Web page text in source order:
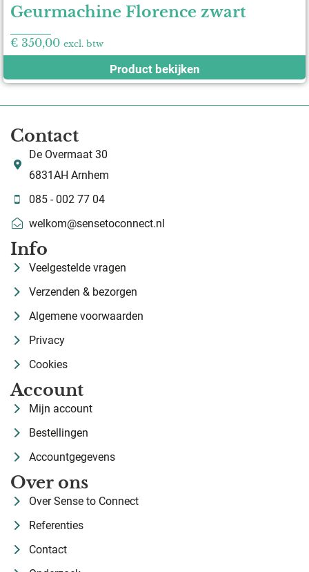
Geurmachine Florence zwart
€ 350,00 excl. btw
Product bekijken
Contact
De Overmaat 30
6831AH Arnhem
085 - 002 77 04
welkom@sensetoconnect.nl
Info
Veelgestelde vragen
Verzenden & bezorgen
Algemene voorwaarden
Privacy
Cookies
Account
Mijn account
Bestellingen
Accountgegevens
Over ons
Over Sense to Connect
Referenties
Contact